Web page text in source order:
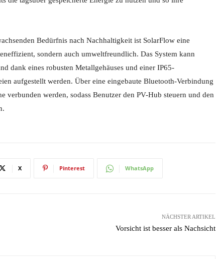
Bedürfnis nach Nachhaltigkeit ist SolarFlow eine
sondern auch umweltfreundlich. Das System kann
dank eines robusten Metallgehäuses und einer IP65-
aufgestellt werden. Über eine eingebaute Bluetooth-Verbindung
verbunden werden, sodass Benutzer den PV-Hub steuern und den
X Pinterest WhatsApp
NÄCHSTER ARTIKEL
Vorsicht ist besser als Nachsicht